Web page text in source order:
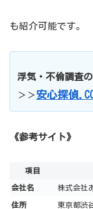
も紹介可能です。
浮気・不倫調査
＞＞安心探偵
《参考サイト》
項目
会社名 株式会社
住所 東京都渋